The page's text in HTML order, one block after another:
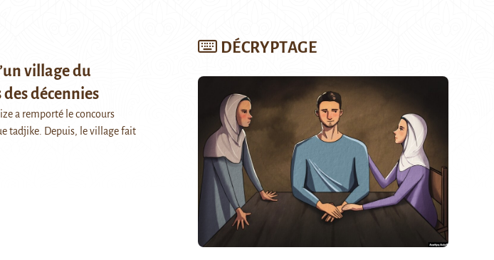
village du
décennies
a remporté le concours
tadjike. Depuis, le village fait
DÉCRYPTAGE